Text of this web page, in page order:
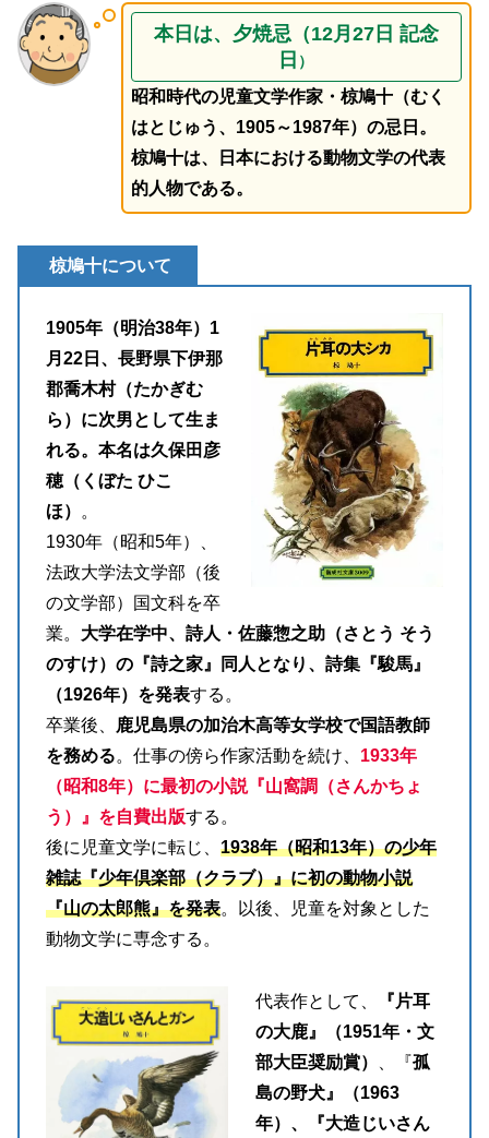
本日は、夕焼忌（12月27日 記念
日 ）
昭和時代の児童文学作家・椋鳩十（むく
はとじゅう、1905～1987年）の忌日。
椋鳩十は、日本における動物文学の代表
的人物である。
椋鳩十について
1905年（明治38年）1
月22日、長野県下伊那
郡喬木村（たかぎむ
ら）に次男として生ま
れる。本名は久保田彦
穂（くぼた ひこ
ほ） 。
1930年（昭和5年）、
法政大学法文学部（後
の文学部）国文科を卒
業。 大学在学中、詩人・佐藤惣之助（さとう そう
のすけ）の『詩之家』同人となり、詩集『駿馬』
（1926年）を発表する。
卒業後、 鹿児島県の加治木高等女学校で国語教師
を務める。仕事の傍ら作家活動を続け、 1933年
（昭和8年）に最初の小説『山窩調（さんかちょ
う）』を自費出版する。
後に児童文学に転じ、 1938年（昭和13年）の少年
雑誌『少年倶楽部（クラブ）』に初の動物小説
『山の太郎熊』を発表。以後、児童を対象とした
動物文学に専念する。
代表作として、
『片耳
の大鹿』（1951年・文
部大臣奨励賞）
、『孤
島の野犬』（1963
年）、『大造じいさん